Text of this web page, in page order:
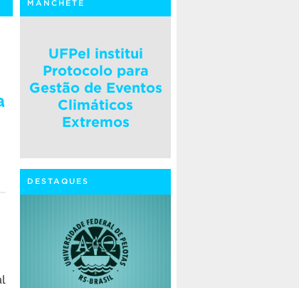
MANCHETE
UFPel institui
Protocolo para
Gestão de Eventos
Climáticos
Extremos
DESTAQUES